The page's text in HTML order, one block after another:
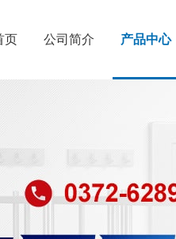
页 公司简介 产品中心